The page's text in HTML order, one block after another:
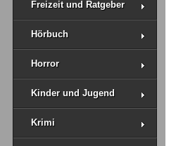
Freizeit und Ratgeber
Hörbuch
Horror
Kinder und Jugend
Krimi